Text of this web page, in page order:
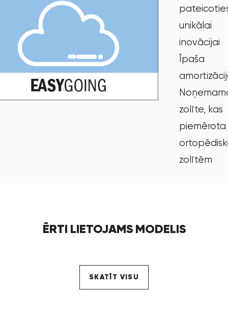
unikālai
inovācijai
Īpaša
zolīte, kas
piemērota
zolītēm
ĒRTI LIETOJAMS MODELIS
SKATĪT VISU